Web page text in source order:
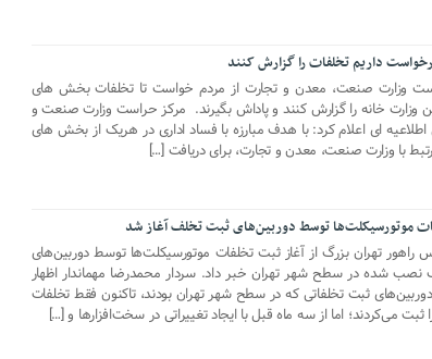
داریم تخلفات را گزارش کنند
وزارت صنعت، معدن و تجارت از مردم خواست تا تخلفات بخش های
وزارت خانه را گزارش کنند و پاداش بگیرند. مرکز حراست وزارت صنعت و
ای اعلام کرد: با هدف مبارزه با فساد اداری در هریک از بخش های
با وزارت صنعت، معدن و تجارت، برای دریافت […]
موتورسیکلت‌ها توسط دوربین‌های ثبت تخلف آغاز شد
راهور تهران بزرگ از آغاز ثبت تخلفات موتورسیکلت‌ها توسط دوربین‌های
شده در سطح شهر تهران خبر داد. سردار محمدرضا مهماندار اظهار
ثبت تخلفاتی که در سطح شهر تهران بودند، تاکنون فقط تخلفات
ثبت می‌کردند؛ اما از سه ماه قبل با ایجاد تغییراتی در سخت‌افزارها و […]